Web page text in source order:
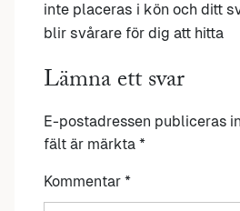
inte placeras i kön och ditt
blir svårare för dig att hitta
Lämna ett svar
E-postadressen publiceras
fält är märkta *
Kommentar *